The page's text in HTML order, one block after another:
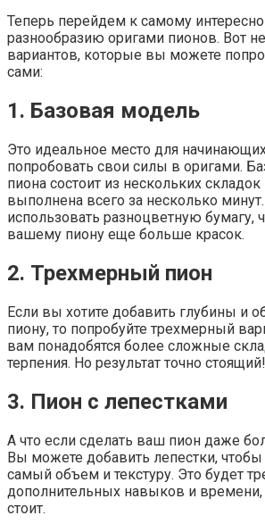
Теперь перейдем к самому
разнообразию оригами пионов. Вот
вариантов, которые вы можете
сами:
1. Базовая модель
Это идеальное место для
попробовать свои силы в оригами.
пиона состоит из нескольких
выполнена всего за несколько
использовать разноцветную бумагу,
вашему пиону еще больше красок.
2. Трехмерный пион
Если вы хотите добавить глубины и
пиону, то попробуйте трехмерный
вам понадобятся более сложные
терпения. Но результат точно стоящий!
3. Пион с лепестками
А что если сделать ваш пион даже
Вы можете добавить лепестки, чтобы
самый объем и текстуру. Это будет
дополнительных навыков и времени,
стоит.